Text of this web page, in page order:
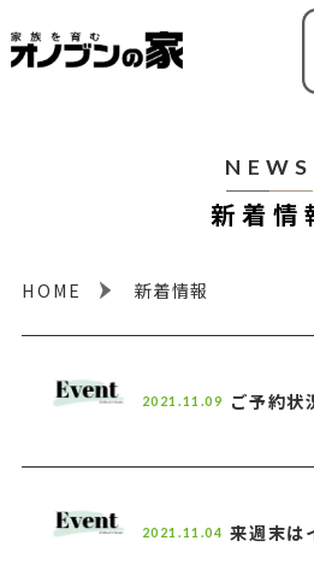
NEWS
新着情
HOME 新着情報
2021.11.09 ご予約
2021.11.04 来週末は